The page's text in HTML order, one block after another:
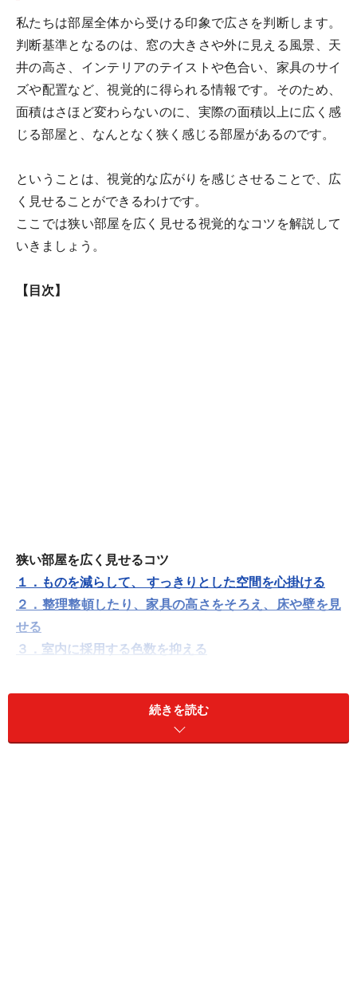
私たちは部屋全体から受ける印象で広さを判断します。
判断基準となるのは、窓の大きさや外に見える風景、天
井の高さ、インテリアのテイストや色合い、家具のサイ
ズや配置など、視覚的に得られる情報です。そのため、
面積はさほど変わらないのに、実際の面積以上に広く感
じる部屋と、なんとなく狭く感じる部屋があるのです。
ということは、視覚的な広がりを感じさせることで、広
く見せることができるわけです。
ここでは狭い部屋を広く見せる視覚的なコツを解説して
いきましょう。
【目次】
狭い部屋を広く見せるコツ
１．ものを減らして、 すっきりとした空間を心掛ける
２．整理整頓したり、家具の高さをそろえ、床や壁を見
せる
３．室内に採用する色数を抑える
５．背の高い家具を避け、水平ラインを強調する
６．新築時やリフォームの際は間仕切りの少ないプラン
に
続きを読む